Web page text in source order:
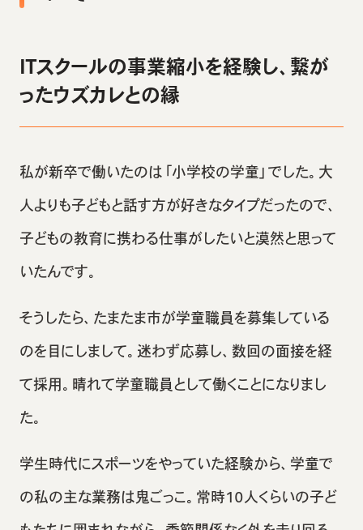
ITスクールの事業縮小を経験し、繋が
ったウズカレとの縁
私が新卒で働いたのは「小学校の学童」でした。大
人よりも子どもと話す方が好きなタイプだったので、
子どもの教育に携わる仕事がしたいと漠然と思って
いたんです。
そうしたら、たまたま市が学童職員を募集している
のを目にしまして。迷わず応募し、数回の面接を経
て採用。晴れて学童職員として働くことになりまし
た。
学生時代にスポーツをやっていた経験から、学童で
の私の主な業務は鬼ごっこ。常時10人くらいの子ど